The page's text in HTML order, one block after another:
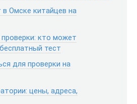
в Омске китайцев на
кто может
тест
для проверки на
цены, адреса,